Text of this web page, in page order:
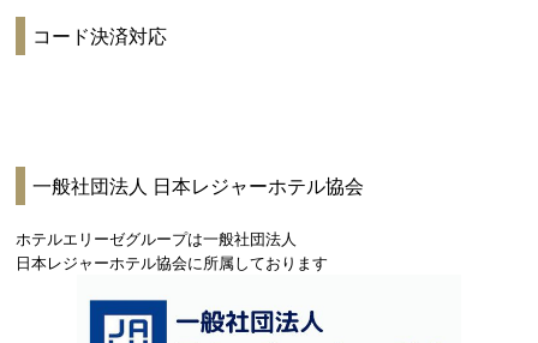
コード決済対応
一般社団法人 日本レジャーホテル協会
ホテルエリーゼグループは一般社団法人
日本レジャーホテル協会に所属しております